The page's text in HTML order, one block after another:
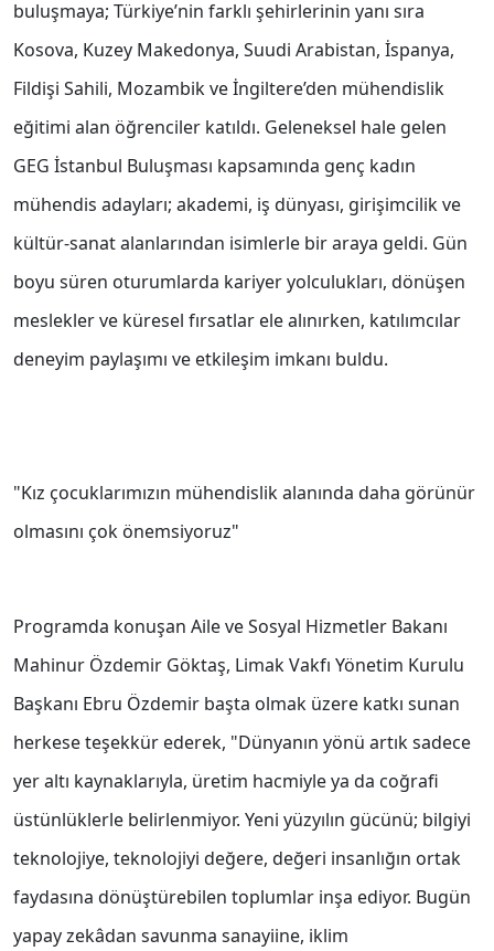
buluşmaya; Türkiye’nin farklı şehirlerinin yanı sıra
Kosova, Kuzey Makedonya, Suudi Arabistan, İspanya,
Fildişi Sahili, Mozambik ve İngiltere’den mühendislik
eğitimi alan öğrenciler katıldı. Geleneksel hale gelen
GEG İstanbul Buluşması kapsamında genç kadın
mühendis adayları; akademi, iş dünyası, girişimcilik ve
kültür-sanat alanlarından isimlerle bir araya geldi. Gün
boyu süren oturumlarda kariyer yolculukları, dönüşen
meslekler ve küresel fırsatlar ele alınırken, katılımcılar
deneyim paylaşımı ve etkileşim imkanı buldu.
"Kız çocuklarımızın mühendislik alanında daha görünür
olmasını çok önemsiyoruz"
Programda konuşan Aile ve Sosyal Hizmetler Bakanı
Mahinur Özdemir Göktaş, Limak Vakfı Yönetim Kurulu
Başkanı Ebru Özdemir başta olmak üzere katkı sunan
herkese teşekkür ederek, "Dünyanın yönü artık sadece
yer altı kaynaklarıyla, üretim hacmiyle ya da coğrafi
üstünlüklerle belirlenmiyor. Yeni yüzyılın gücünü; bilgiyi
teknolojiye, teknolojiyi değere, değeri insanlığın ortak
faydasına dönüştürebilen toplumlar inşa ediyor. Bugün
yapay zekâdan savunma sanayiine, iklim